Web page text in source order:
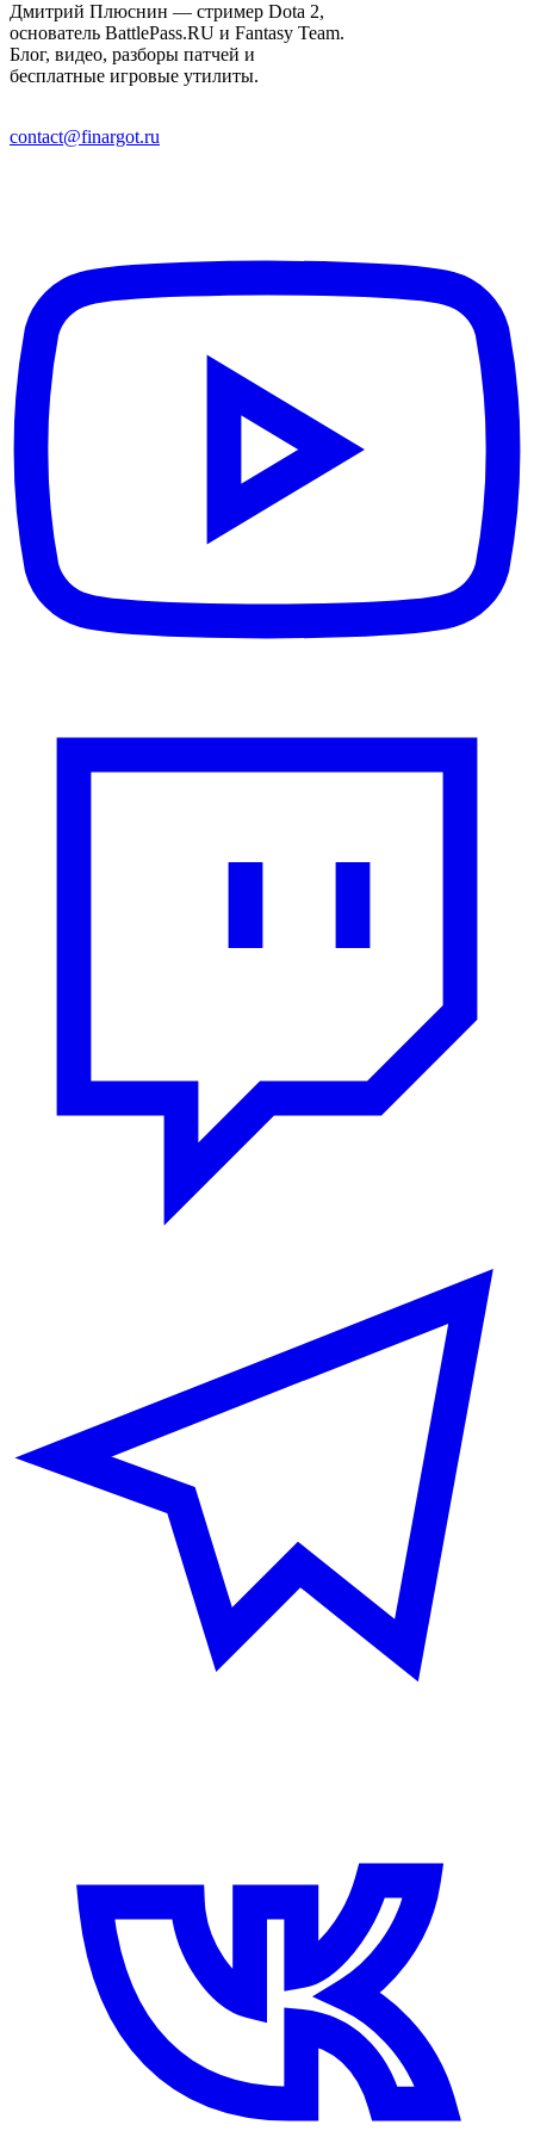
Дмитрий Плюснин — стример Dota 2,
основатель BattlePass.RU и Fantasy Team.
Блог, видео, разборы патчей и
бесплатные игровые утилиты.
contact@finargot.ru